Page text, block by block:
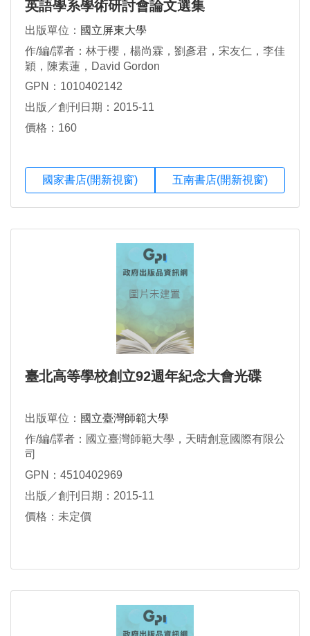
英語學系學術研討會論文選集
出版單位： 國立屏東大學
作/編/譯者：林于櫻，楊尚霖，劉彥君，宋友仁，李佳
穎，陳素蓮，David Gordon
GPN：1010402142
出版／創刊日期：2015-11
價格：160
國家書店(開新視窗) 五南書店(開新視窗)
臺北高等學校創立92週年紀念大會光碟
出版單位： 國立臺灣師範大學
作/編/譯者：國立臺灣師範大學，天晴創意國際有限公
司
GPN：4510402969
出版／創刊日期：2015-11
價格：未定價